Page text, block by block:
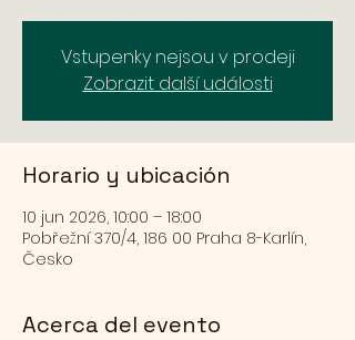
Vstupenky nejsou v prodeji
Zobrazit další události
Horario y ubicación
10 jun 2026, 10:00 – 18:00
Pobřežní 370/4, 186 00 Praha 8-Karlín,
Česko
Acerca del evento